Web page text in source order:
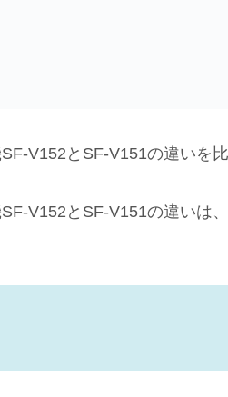
V152とSF-V151の違いを比
V152とSF-V151の違いは